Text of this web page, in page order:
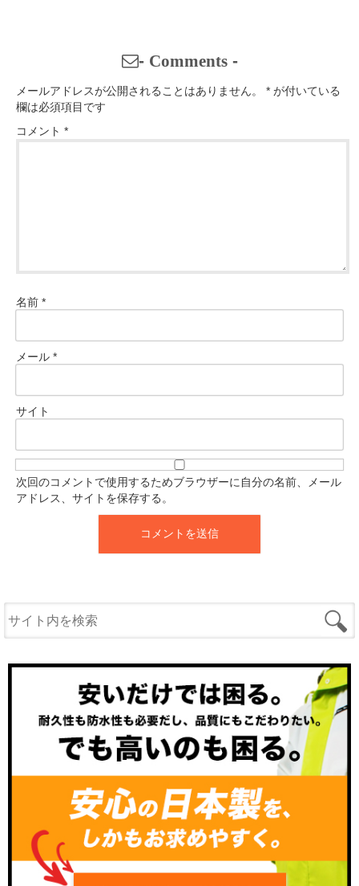
- Comments-
メールアドレスが公開されることはありません。 * が付いている
欄は必須項目です
コメント *
名前 *
メール *
サイト
次回のコメントで使用するためブラウザーに自分の名前、メール
アドレス、サイトを保存する。